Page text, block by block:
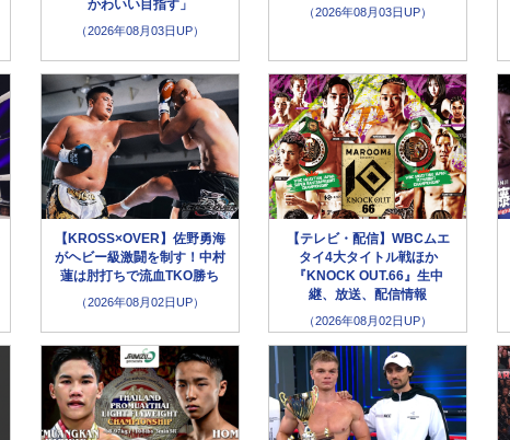
かわいい目指す」
（2026年08月03日UP）
（2026年08月03日UP）
【KROSS×OVER】佐野勇海
がヘビー級激闘を制す！中村
蓮は肘打ちで流血TKO勝ち
（2026年08月02日UP）
【テレビ・配信】WBCムエ
タイ4大タイトル戦ほか
『KNOCK OUT.66』生中
継、放送、配信情報
（2026年08月02日UP）